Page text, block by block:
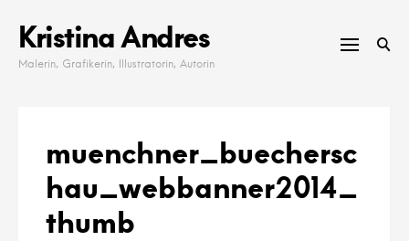
content
Kristina Andres
Malerin, Grafikerin, Illustratorin, Autorin
muenchner_buechersc
hau_webbanner2014_
thumb